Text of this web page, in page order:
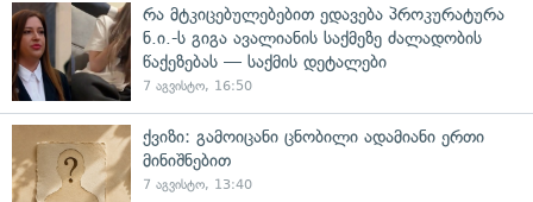
რა მტკიცებულებებით ედავება პროკურატურა
ნ.ი.-ს გიგა ავალიანის საქმეზე ძალადობის
წაქეზებას — საქმის დეტალები
7 აგვისტო, 16:50
ქვიზი: გამოიცანი ცნობილი ადამიანი ერთი
მინიშნებით
7 აგვისტო, 13:40